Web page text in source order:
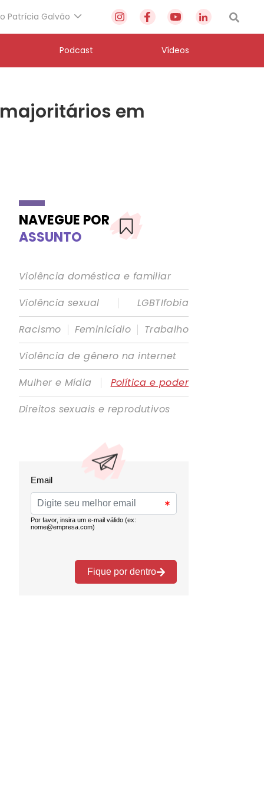
Patrícia Galvão
Podcast Vídeos
em
NAVEGUE POR
ASSUNTO
Violência doméstica e familiar
Violência sexual
|
LGBTIfobia
Racismo | Feminicídio | Trabalho
Violência de gênero na internet
Mulher e Mídia
|
Política e poder
Direitos sexuais e reprodutivos